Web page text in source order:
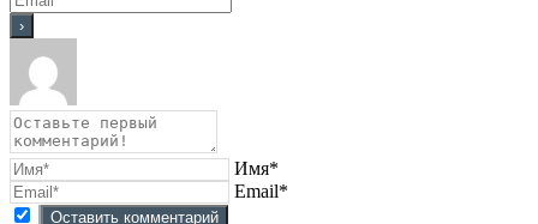
Имя*
Email*